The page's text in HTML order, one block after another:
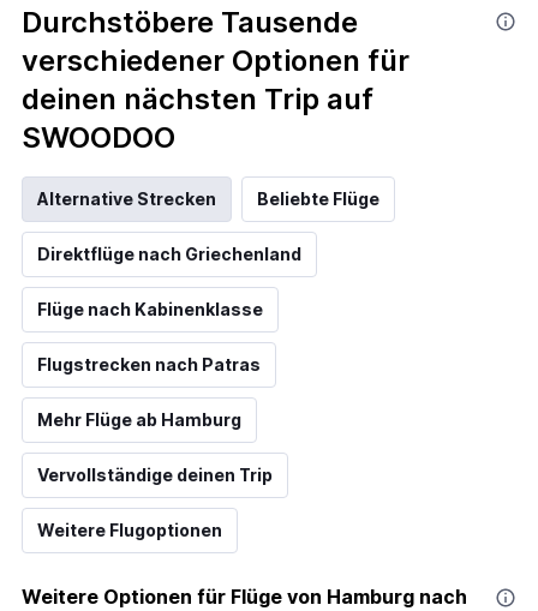
Durchstöbere Tausende
verschiedener Optionen für
deinen nächsten Trip auf
SWOODOO
Alternative Strecken Beliebte Flüge
Direktflüge nach Griechenland
Flüge nach Kabinenklasse
Flugstrecken nach Patras
Mehr Flüge ab Hamburg
Vervollständige deinen Trip
Weitere Flugoptionen
Weitere Optionen für Flüge von Hamburg nach